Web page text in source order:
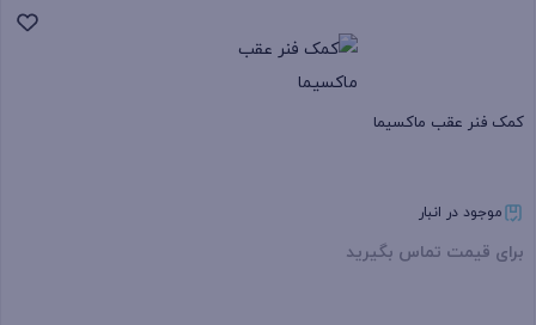
کمک فنر عقب ماکسیما
موجود در انبار
برای قیمت تماس بگیرید